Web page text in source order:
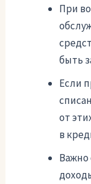
При
быть
Если
от
в
Важно